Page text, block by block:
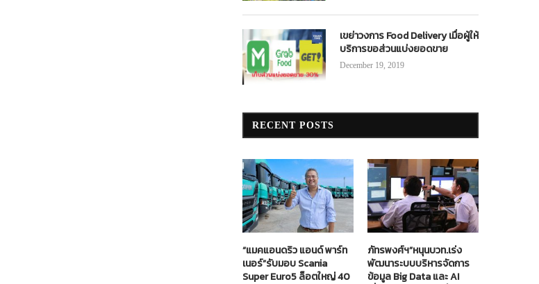
เขย่าวงการ Food Delivery เมื่อผู้ให้
บริการขอส่วนแบ่งยอดขาย
December 19, 2019
RECENT POSTS
“แมคแอนดริว แอนด์ พาร์ท
เนอร์”รับมอบ Scania
Super Euro5 ล็อตใหญ่ 40
ภัทรพงศ์ฯ”หนุนบวท.เร่ง
พัฒนาระบบบริหารจัดการ
ข้อมูล Big Data และ AI